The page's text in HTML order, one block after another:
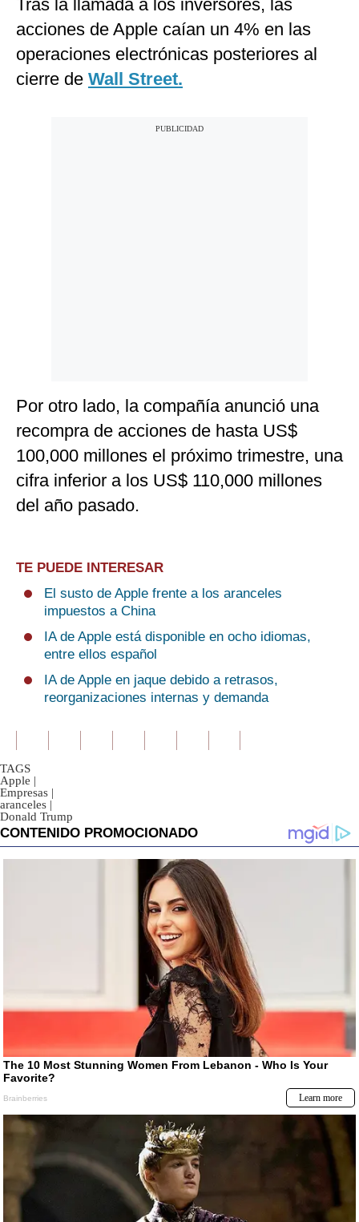
Tras la llamada a los inversores, las
acciones de Apple caían un 4% en las
operaciones electrónicas posteriores al
cierre de Wall Street.
Por otro lado, la compañía anunció una
recompra de acciones de hasta US$
100,000 millones el próximo trimestre, una
cifra inferior a los US$ 110,000 millones
del año pasado.
TE PUEDE INTERESAR
El susto de Apple frente a los aranceles
impuestos a China
IA de Apple está disponible en ocho idiomas,
entre ellos español
IA de Apple en jaque debido a retrasos,
reorganizaciones internas y demanda
TAGS
Apple |
Empresas |
aranceles |
Donald Trump